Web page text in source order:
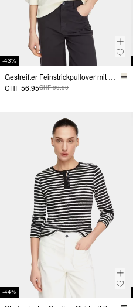
-43%
Gestreifter Feinstrickpullover mit dezentem Glitzergarn
CHF 56.95CHF 99.90
-44%